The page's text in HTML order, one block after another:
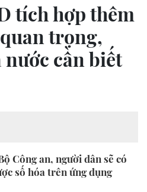
tích hợp thêm
trọng,
cần biết
Công an, người dân sẽ có
số hóa trên ứng dụng